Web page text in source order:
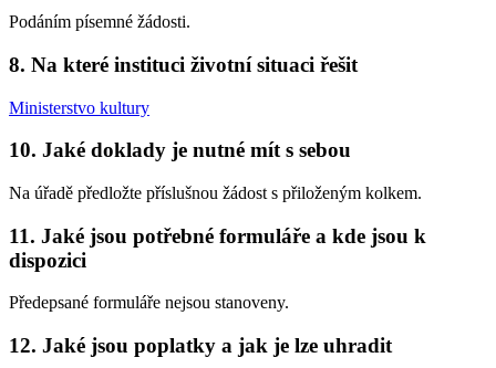
Podáním písemné žádosti.
8. Na které instituci životní situaci řešit
Ministerstvo kultury
10. Jaké doklady je nutné mít s sebou
Na úřadě předložte příslušnou žádost s přiloženým kolkem.
11. Jaké jsou potřebné formuláře a kde jsou k
dispozici
Předepsané formuláře nejsou stanoveny.
12. Jaké jsou poplatky a jak je lze uhradit